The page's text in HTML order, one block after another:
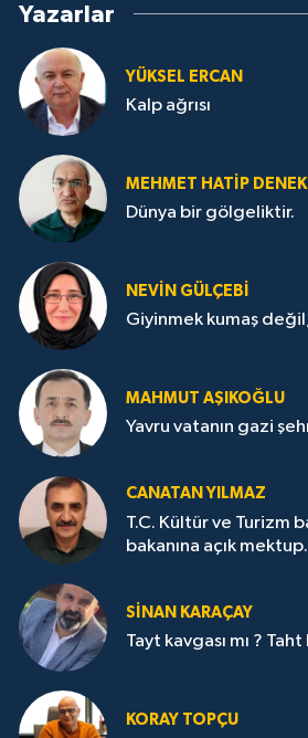
Yazarlar
YÜKSEL ERCAN
Kalp ağrısı
MEHMET HATİP DENEK
Dünya bir gölgeliktir.
NEVİN GÜLÇEBİ
Giyinmek kumaş
MAHMUT AŞIKOĞLU
Yavru vatanın gazi
CANATAN YILMAZ
T.C. Kültür ve Turizm
bakanına açık mektup.
SİNAN KARAÇAY
Tayt kavgası mı ? Taht
KORAY TOPÇU